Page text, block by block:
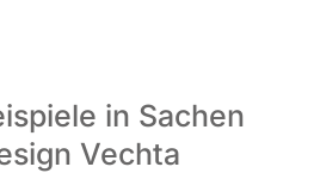
in Sachen
Vechta